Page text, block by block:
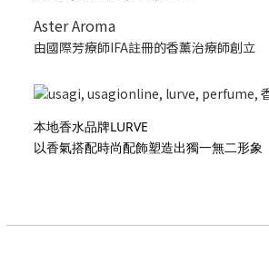
Aster Aroma
由國際芳療師IFA註冊的香薰治療師創立
本地香水品牌LURVE
以香氣搭配時尚配飾塑造出獨一無二形象